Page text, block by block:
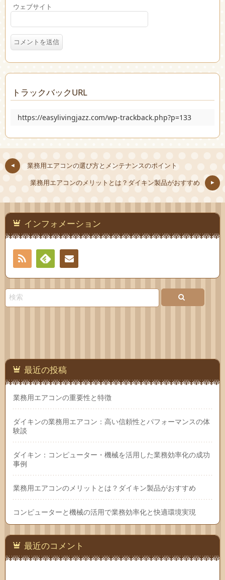
ウェブサイト
トラックバックURL
https://easylivingjazz.com/wp-trackback.php?p=133
業務用エアコンの選び方とメンテナンスのポイント
業務用エアコンのメリットとは？ダイキン製品がおすすめ
インフォメーション
RSS
Feedlyお問
最近の投稿
業務用エアコンの重要性と特徴
ダイキンの業務用エアコン：高い信頼性とパフォーマンスの体
験談
ダイキン：コンピューター・機械を活用した業務効率化の成功
事例
業務用エアコンのメリットとは？ダイキン製品がおすすめ
コンピューターと機械の活用で業務効率化と快適環境実現
最近のコメント